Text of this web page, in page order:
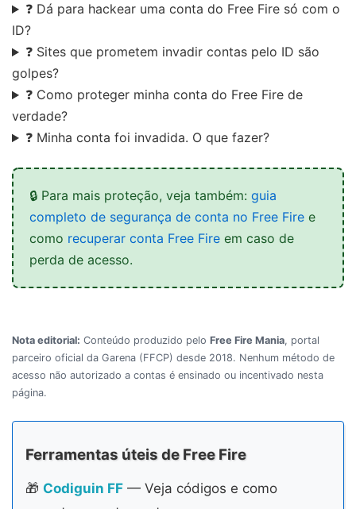
❓ Dá para hackear uma conta do Free Fire só com o
ID?
❓ Sites que prometem invadir contas pelo ID são
golpes?
❓ Como proteger minha conta do Free Fire de
verdade?
❓ Minha conta foi invadida. O que fazer?
🔒 Para mais proteção, veja também: guia
completo de segurança de conta no Free Fire e
como recuperar conta Free Fire em caso de
perda de acesso.
Nota editorial: Conteúdo produzido pelo Free Fire Mania, portal
parceiro oficial da Garena (FFCP) desde 2018. Nenhum método de
acesso não autorizado a contas é ensinado ou incentivado nesta
página.
Ferramentas úteis de Free Fire
🎁 Codiguin FF — Veja códigos e como